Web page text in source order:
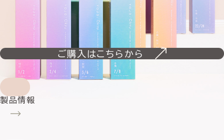
ご購入はこちらから
製品情報